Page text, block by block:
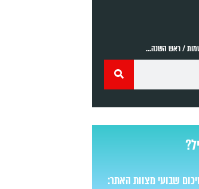
/ ראש השנה...
שבועי מצוות האתר: